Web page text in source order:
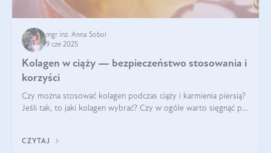
mgr inż. Anna Sobol
9 cze 2025
Kolagen w ciąży — bezpieczeństwo stosowania i
korzyści
Czy można stosować kolagen podczas ciąży i karmienia piersią?
Jeśli tak, to jaki kolagen wybrać? Czy w ogóle warto sięgnąć po
CZYTAJ